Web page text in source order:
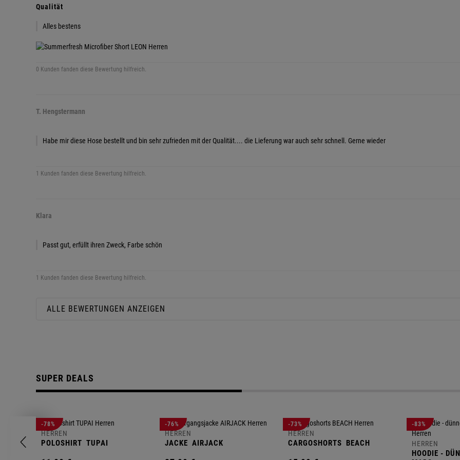
Qualität
Alles bestens
0 Kunden fanden diese Bewertung hilfreich.
T. Hengstermann
Habe mir diese Hose bestellt und bin sehr zufrieden mit der Qualität.... die Lieferung war auch sehr schnell. Gerne wieder
1 Kunden fanden diese Bewertung hilfreich.
Klara
Passt gut, erfüllt ihren Zweck, Farbe schön
1 Kunden fanden diese Bewertung hilfreich.
ALLE BEWERTUNGEN ANZEIGEN
SUPER DEALS
-78%
HERREN
POLOSHIRT TUPAI
-76%
HERREN
JACKE AIRJACK
-73%
HERREN
CARGOSHORTS BEACH
-83%
HERREN
HOODIE -